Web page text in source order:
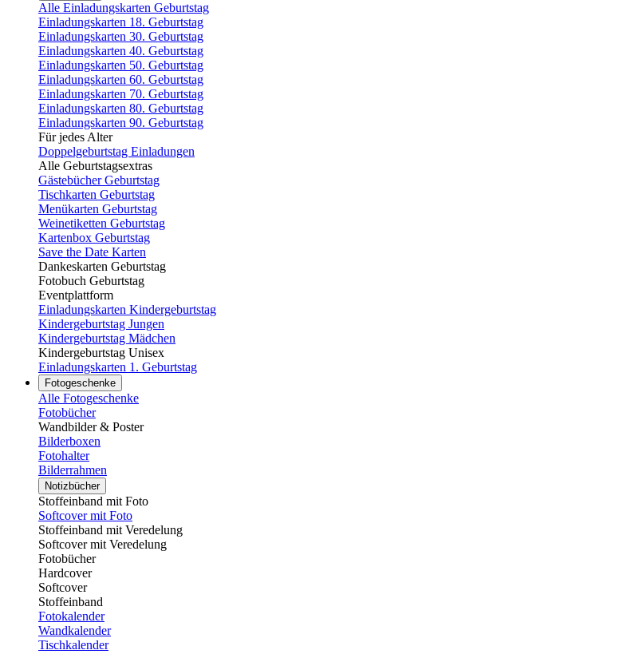
Alle Einladungskarten Geburtstag
Einladungskarten 18. Geburtstag
Einladungskarten 30. Geburtstag
Einladungskarten 40. Geburtstag
Einladungskarten 50. Geburtstag
Einladungskarten 60. Geburtstag
Einladungskarten 70. Geburtstag
Einladungskarten 80. Geburtstag
Einladungskarten 90. Geburtstag
Für jedes Alter
Doppelgeburtstag Einladungen
Alle Geburtstagsextras
Gästebücher Geburtstag
Tischkarten Geburtstag
Menükarten Geburtstag
Weinetiketten Geburtstag
Kartenbox Geburtstag
Save the Date Karten
Dankeskarten Geburtstag
Fotobuch Geburtstag
Eventplattform
Einladungskarten Kindergeburtstag
Kindergeburtstag Jungen
Kindergeburtstag Mädchen
Kindergeburtstag Unisex
Einladungskarten 1. Geburtstag
Fotogeschenke
Alle Fotogeschenke
Fotobücher
Wandbilder & Poster
Bilderboxen
Fotohalter
Bilderrahmen
Notizbücher
Stoffeinband mit Foto
Softcover mit Foto
Stoffeinband mit Veredelung
Softcover mit Veredelung
Fotobücher
Hardcover
Softcover
Stoffeinband
Fotokalender
Wandkalender
Tischkalender